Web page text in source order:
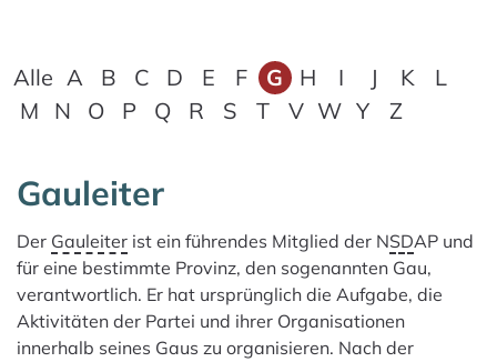
Alle A B C D E F G H I J K
L
M
N O P Q R S T V W Y Z
Es gibt 3 Ergebnisse für deine Suche.
Gauleiter
Der Gauleiter ist ein führendes Mitglied der NSDAP und
für eine bestimmte Provinz, den sogenannten Gau,
verantwortlich. Er hat ursprünglich die Aufgabe, die
Aktivitäten der Partei und ihrer Organisationen
innerhalb seines Gaus zu organisieren. Nach der